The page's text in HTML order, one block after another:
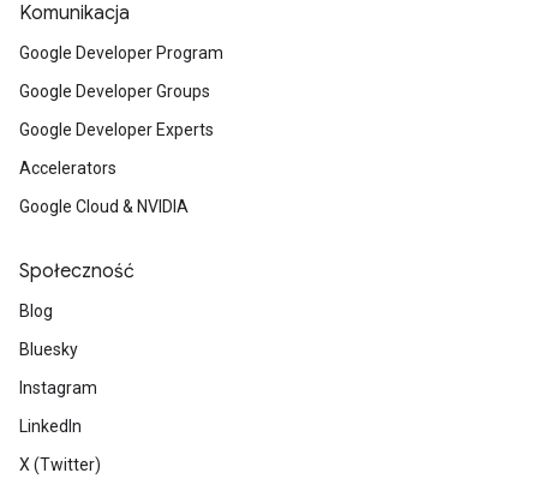
Komunikacja
Google Developer Program
Google Developer Groups
Google Developer Experts
Accelerators
Google Cloud & NVIDIA
Społeczność
Blog
Bluesky
Instagram
LinkedIn
X (Twitter)